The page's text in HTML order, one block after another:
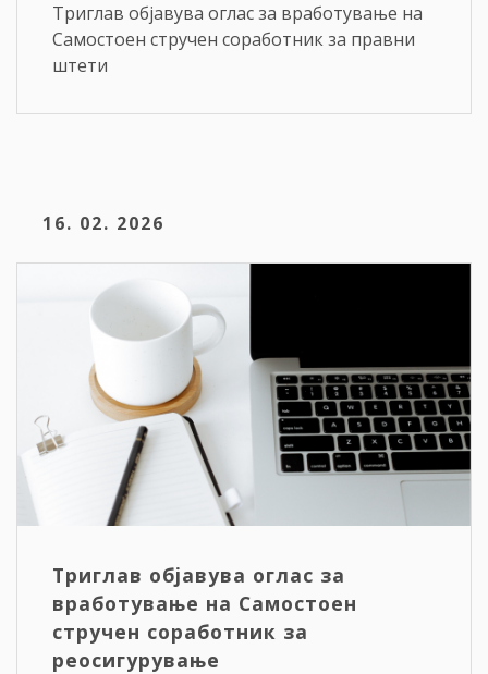
Триглав објавува оглас за вработување на
Самостоен стручен соработник за правни
штети
16. 02. 2026
Триглав објавува оглас за
вработување на Самостоен
стручен соработник за
реосигурување